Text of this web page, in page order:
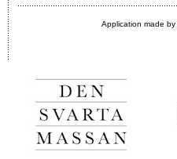
Application made by